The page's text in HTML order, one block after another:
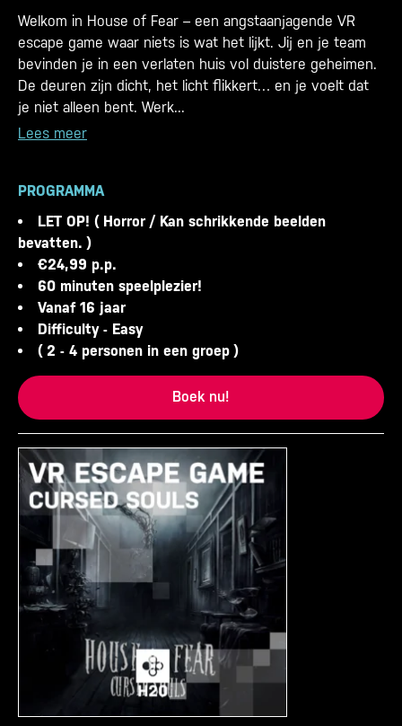
Welkom in House of Fear – een angstaanjagende VR
escape game waar niets is wat het lijkt. Jij en je team
bevinden je in een verlaten huis vol duistere geheimen.
De deuren zijn dicht, het licht flikkert… en je voelt dat
je niet alleen bent. Werk...
Lees meer
PROGRAMMA
LET OP! ( Horror / Kan schrikkende beelden
bevatten. )
€24,99 p.p.
60 minuten speelplezier!
Vanaf 16 jaar
Difficulty - Easy
( 2 - 4 personen in een groep )
Boek nu!